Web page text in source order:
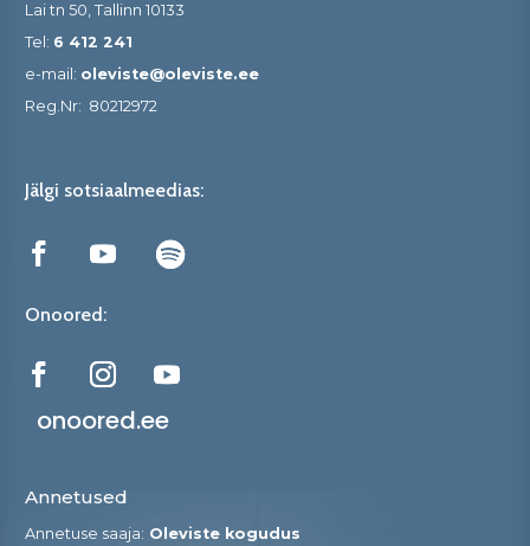
Lai tn 50, Tallinn 10133
Tel: 6 412 241
e-mail: oleviste@oleviste.ee
Reg.Nr: 80212972
Jälgi sotsiaalmeedias:
Onoored:
onoored.ee
Annetused
Annetuse saaja: Oleviste kogudus